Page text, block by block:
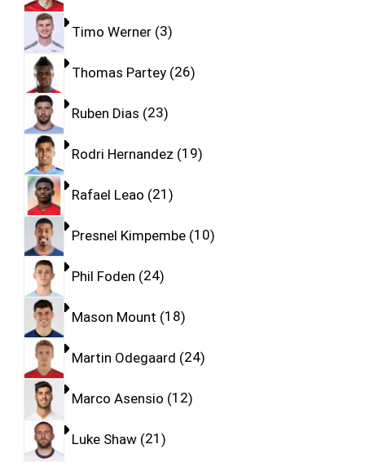
Timo Werner 3
Thomas Partey 26
Ruben Dias 23
Rodri Hernandez 19
Rafael Leao 21
Presnel Kimpembe 10
Phil Foden 24
Mason Mount 18
Martin Odegaard 24
Marco Asensio 12
Luke Shaw 21